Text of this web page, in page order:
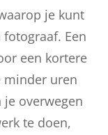
je kunt
Een
een kortere
minder uren
overwegen
te doen,